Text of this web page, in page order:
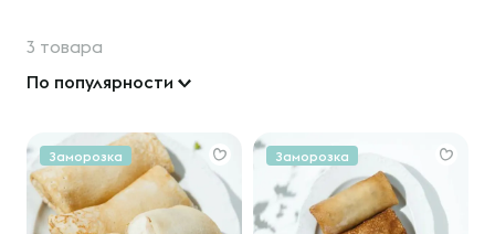
3 товара
По популярности
Заморозка Заморозка